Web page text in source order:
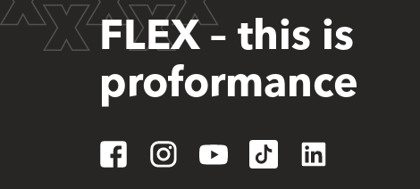
FLEX – this is
proformance